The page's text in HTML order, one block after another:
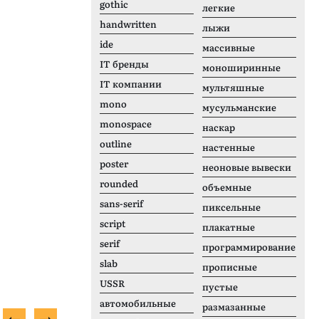
gothic
handwritten
ide
IT бренды
IT компании
mono
monospace
outline
poster
rounded
sans-serif
script
serif
slab
USSR
автомобильные
легкие
лыжи
массивные
моноширинные
мультяшные
мусульманские
наскар
настенные
неоновые вывески
объемные
пиксельные
плакатные
программирование
прописные
пустые
размазанные